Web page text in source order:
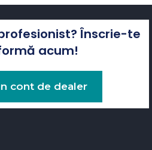
Înscrie-te
acum!
cont de dealer